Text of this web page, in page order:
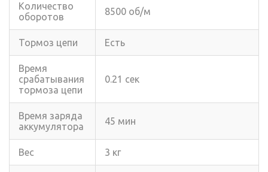
Количество
оборотов
8500 об/м
Тормоз цепи Есть
Время
срабатывания
тормоза цепи
0.21 сек
Время заряда
аккумулятора
45 мин
Вес 3 кг